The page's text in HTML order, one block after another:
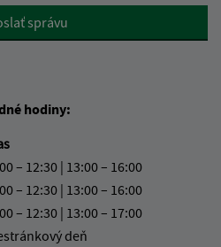
správu
hodiny:
– 12:30 | 13:00 – 16:00
– 12:30 | 13:00 – 16:00
– 12:30 | 13:00 – 17:00
deň